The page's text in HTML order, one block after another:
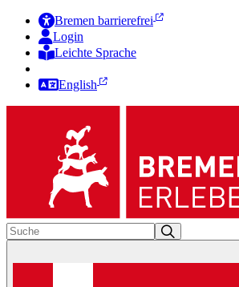
Bremen barrierefrei
Login
Leichte Sprache
English